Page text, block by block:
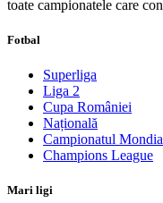
toate campionatele care
Fotbal
Superliga
Liga 2
Cupa României
Națională
Campionatul
Champions League
Mari ligi